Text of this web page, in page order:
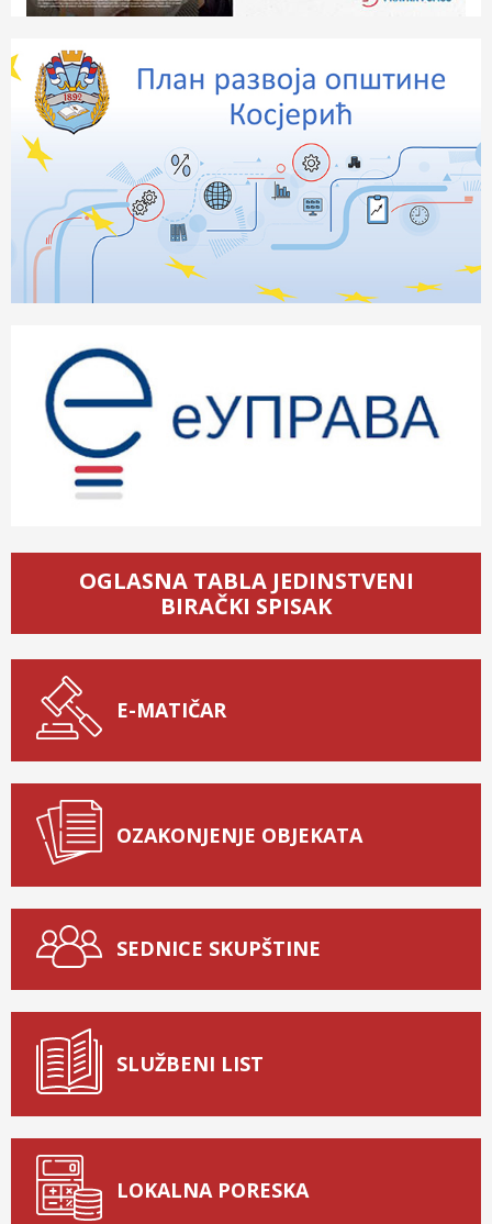
OGLASNA TABLA JEDINSTVENI
BIRAČKI SPISAK
E-MATIČAR
OZAKONJENJE OBJEKATA
SEDNICE SKUPŠTINE
SLUŽBENI LIST
LOKALNA PORESKA